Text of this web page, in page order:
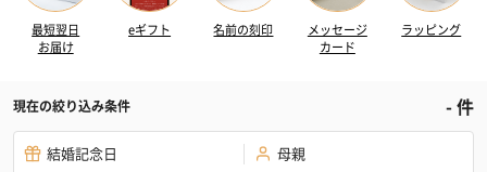
最短翌日
お届け
eギフト 名前の刻印
メッセージ
カード
ラッピング
現在の絞り込み条件 -件
結婚記念日 母親